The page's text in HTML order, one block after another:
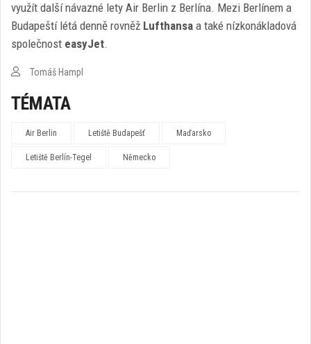
využít další návazné lety Air Berlin z Berlína. Mezi Berlínem a
Budapeští létá denně rovněž Lufthansa a také nízkonákladová
společnost easyJet.
Tomáš Hampl
TÉMATA
Air Berlin Letiště Budapešť Maďarsko
Letiště Berlín-Tegel Německo